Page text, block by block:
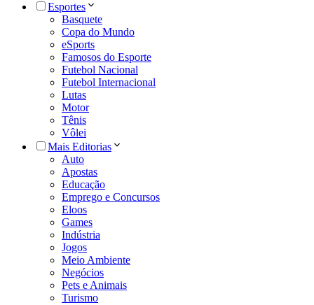
Esportes
Basquete
Copa do Mundo
eSports
Famosos do Esporte
Futebol Nacional
Futebol Internacional
Lutas
Motor
Tênis
Vôlei
Mais Editorias
Auto
Apostas
Educação
Emprego e Concursos
Eloos
Games
Indústria
Jogos
Meio Ambiente
Negócios
Pets e Animais
Turismo